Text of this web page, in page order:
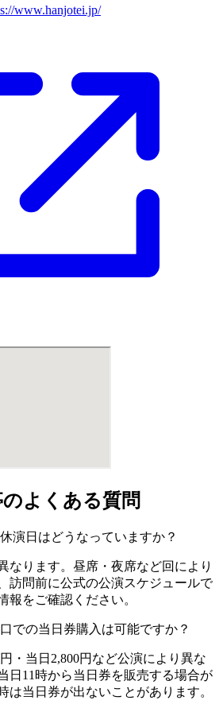
www.hanjotei.jp/
よくある質問
演日はどうなっていますか？
なります。昼席・夜席など回により
訪問前に公式の公演スケジュールで
報をご確認ください。
での当日券購入は可能ですか？
・当日2,800円など公演により異な
日11時から当日券を販売する場合が
は当日券が出ないことがあります。